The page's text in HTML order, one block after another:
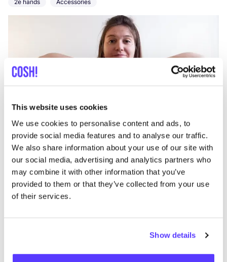
This website uses cookies
We use cookies to personalise content and ads, to
provide social media features and to analyse our traffic.
We also share information about your use of our site with
our social media, advertising and analytics partners who
may combine it with other information that you’ve
provided to them or that they’ve collected from your use
of their services.
Show details
2e hands Accessories
Wolvis atelier Gent
Tapuitstraat 9, Gent
Kleding